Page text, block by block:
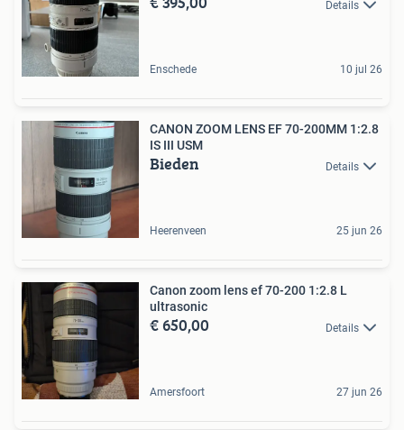
Details
Enschede 10 jul 26
CANON ZOOM LENS EF 70-200MM 1:2.8
IS III USM
Bieden Details
Heerenveen 25 jun 26
Canon zoom lens ef 70-200 1:2.8 L
ultrasonic
€ 650,00 Details
Amersfoort 27 jun 26